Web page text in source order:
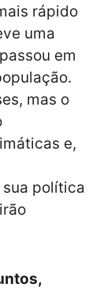
rápido
uma
em
mas o
e,
política